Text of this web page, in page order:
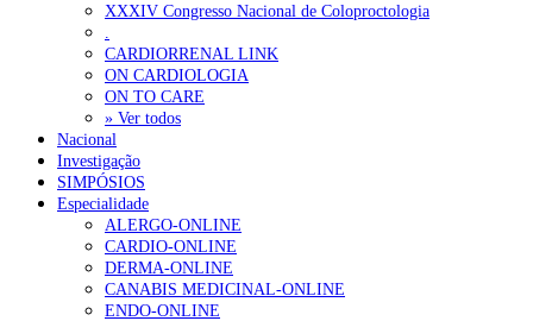
Enfermagem Forense. “Da urgência ao tribunal, cada
gesto conta e cada profissional faz a diferença”
202 visualizações
Alguns milhares de utentes podem ficar sem médico de
família com nova regras do registo, alerta associação
175 visualizações
Quase quatro em cada dez doentes com enfarte
apresentavam níveis elevados de Lp(a), revela estudo
XXXIV Congresso Nacional de Coloproctologia
.
CARDIORRENAL LINK
ON CARDIOLOGIA
ON TO CARE
» Ver todos
Nacional
Investigação
SIMPÓSIOS
Especialidade
ALERGO-ONLINE
CARDIO-ONLINE
DERMA-ONLINE
CANABIS MEDICINAL-ONLINE
ENDO-ONLINE